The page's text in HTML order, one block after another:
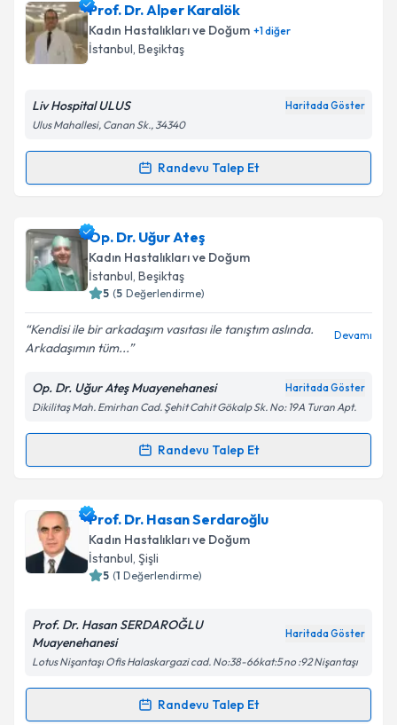
Prof. Dr. Alper Karalök
Kadın Hastalıkları ve Doğum +1diğer
İstanbul, Beşiktaş
Liv Hospital ULUS Haritada Göster
Ulus Mahallesi, Canan Sk., 34340
Randevu Talep Et
Randevu Takvimi Talebi
Prof. Dr. Alper Karalökiçin randevu takvimi talebi
oluşturun. Size bu uzmandan randevu almanız için bir
takvim hazırlandığında e-posta ile bilgilendireceğiz.
Kişisel verilerimin işlenmesine ilişkin
Aydınlatma
Metni'ni okudum ve kişisel verilerimin belirtilen
kapsamda işlenmesini kabul ediyorum.
Op. Dr. Uğur Ateş
Kadın Hastalıkları ve Doğum
İstanbul, Beşiktaş
5 (5 Değerlendirme)
Kendisi ile bir arkadaşım vasıtası ile tanıştım aslında.
Arkadaşımın tüm...
Devamı
Op. Dr. Uğur Ateş Muayenehanesi Haritada Göster
Dikilitaş Mah. Emirhan Cad. Şehit Cahit Gökalp Sk. No: 19A Turan Apt.
Randevu Talep Et
Randevu Takvimi Talebi
Op. Dr. Uğur Ateşiçin randevu takvimi talebi
oluşturun. Size bu uzmandan randevu almanız için bir
takvim hazırlandığında e-posta ile bilgilendireceğiz.
Metni'ni okudum ve kişisel verilerimin belirtilen
kapsamda işlenmesini kabul ediyorum.
Prof. Dr. Hasan Serdaroğlu
Kadın Hastalıkları ve Doğum
İstanbul, Şişli
5 (1 Değerlendirme)
Prof. Dr. Hasan SERDAROĞLU
Muayenehanesi
Haritada Göster
Lotus Nişantaşı Ofis Halaskargazi cad. No:38-66kat:5 no :92 Nişantaşı
Randevu Talep Et
Randevu Takvimi Talebi